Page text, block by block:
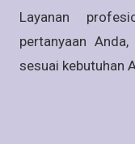
Layanan
pertanyaan
sesuai kebutuhan